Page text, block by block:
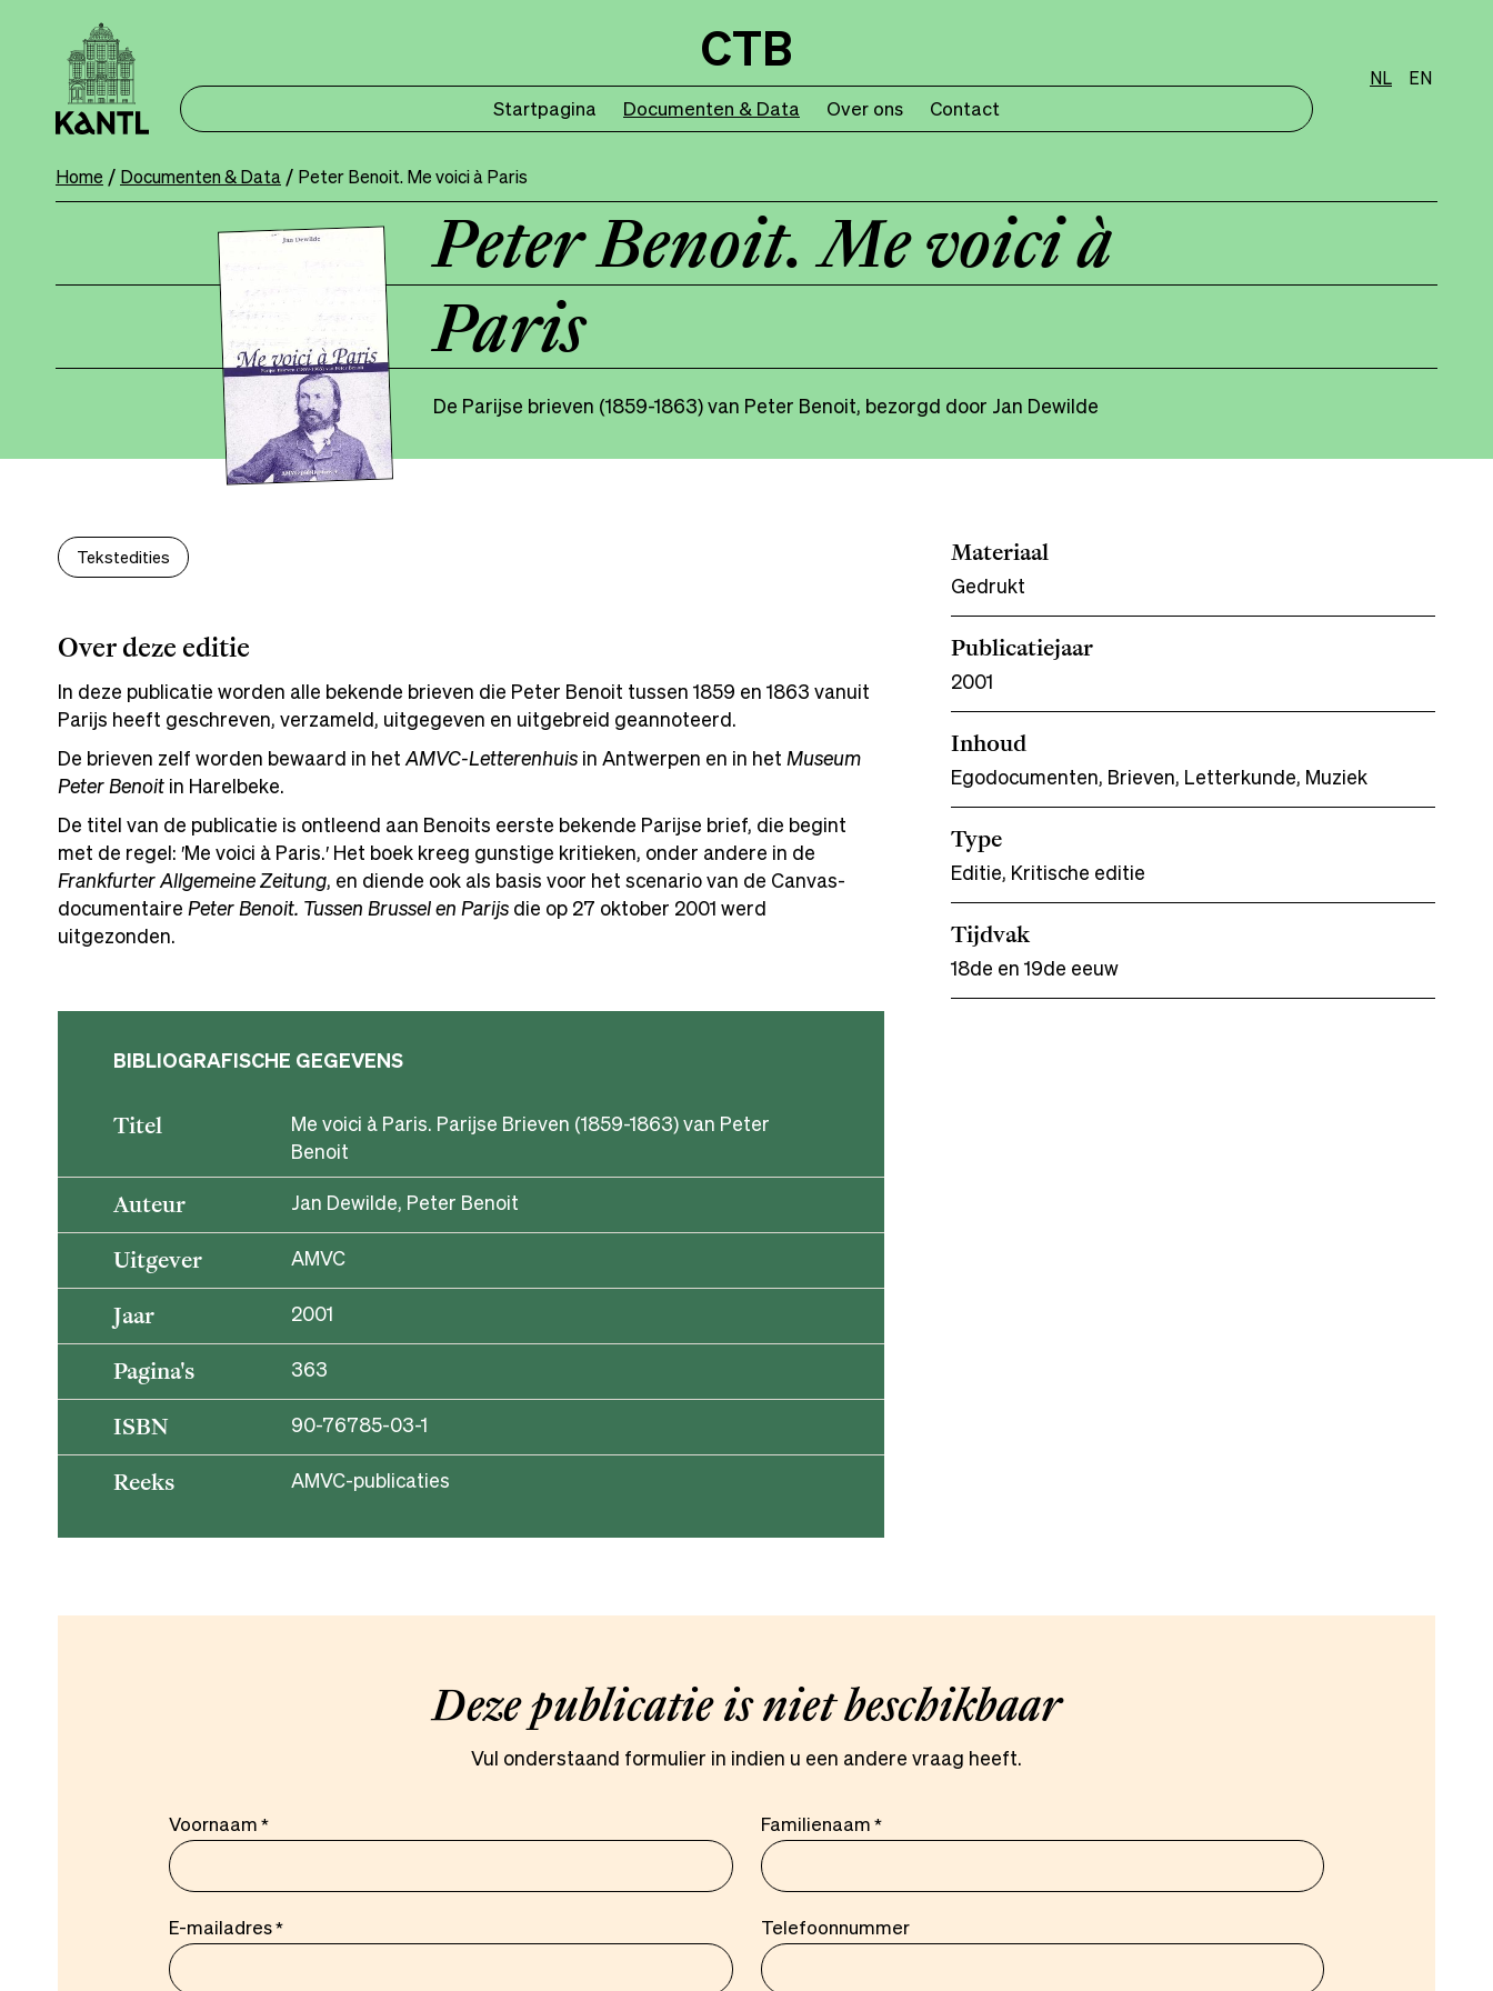
inhoud
CTB
Startpagina Documenten & Data Over ons Contact
NL EN
Breadcrumb
Home Documenten & Data Peter Benoit. Me voici à Paris
Peter Benoit. Me voici à
Paris
De Parijse brieven (1859-1863) van Peter Benoit, bezorgd door Jan Dewilde
Tekstedities
Over deze editie
In deze publicatie worden alle bekende brieven die Peter Benoit tussen 1859 en 1863 vanuit
Parijs heeft geschreven, verzameld, uitgegeven en uitgebreid geannoteerd.
De brieven zelf worden bewaard in hetAMVC-Letterenhuisin Antwerpen en in hetMuseum
Peter Benoitin Harelbeke.
De titel van de publicatie is ontleend aan Benoits eerste bekende Parijse brief, die begint
met de regel: ′Me voici à Paris.′ Het boek kreeg gunstige kritieken, onder andere in de
Frankfurter Allgemeine Zeitung, en diende ook als basis voor het scenario van de Canvas-
documentairePeter Benoit. Tussen Brussel en Parijsdie op 27 oktober 2001 werd
uitgezonden.
BIBLIOGRAFISCHE GEGEVENS
Titel
Me voici à Paris. Parijse Brieven (1859-1863) van Peter
Benoit
Auteur Jan Dewilde, Peter Benoit
Uitgever AMVC
Jaar 2001
Pagina's 363
ISBN 90-76785-03-1
Reeks AMVC-publicaties
Materiaal
Gedrukt
Publicatiejaar
2001
Inhoud
Egodocumenten, Brieven, Letterkunde, Muziek
Type
Editie, Kritische editie
Tijdvak
18de en 19de eeuw
Deze publicatie is niet beschikbaar
Vul onderstaand formulier in indien u een andere vraag heeft.
Voornaam Familienaam
E-mailadres Telefoonnummer